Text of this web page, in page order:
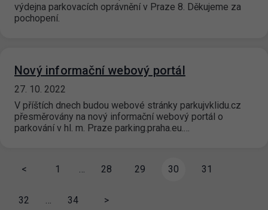
výdejna parkovacích oprávnění v Praze 8. Děkujeme za
pochopení.
Nový informační webový portál
27. 10. 2022
V příštích dnech budou webové stránky parkujvklidu.cz
přesměrovány na nový informační webový portál o
parkování v hl. m. Praze parking.praha.eu.…
< 1 … 28 29 30 31
32 … 34 >